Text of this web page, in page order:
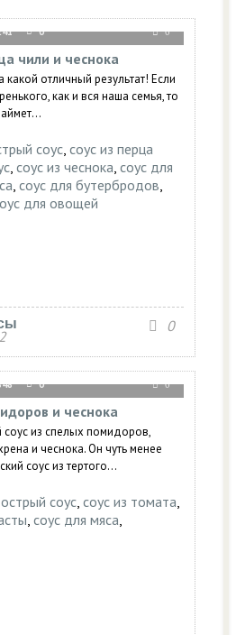
0 0
чили и чеснока
какой отличный результат! Если
как и вся наша семья, то
соус, соус из перца
, соус из чеснока, соус для
, соус для бутербродов,
для овощей
0
0 0
и чеснока
соус из спелых помидоров,
и чеснока. Он чуть менее
соус из тертого...
острый соус, соус из томата,
, соус для мяса,